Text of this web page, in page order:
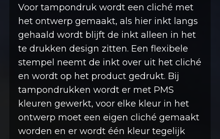
Voor tampondruk wordt een cliché met
het ontwerp gemaakt, als hier inkt langs
gehaald wordt blijft de inkt alleen in het
te drukken design zitten. Een flexibele
stempel neemt de inkt over uit het cliché
en wordt op het product gedrukt. Bij
tampondrukken wordt er met PMS
kleuren gewerkt, voor elke kleur in het
ontwerp moet een eigen cliché gemaakt
worden en er wordt één kleur tegelijk